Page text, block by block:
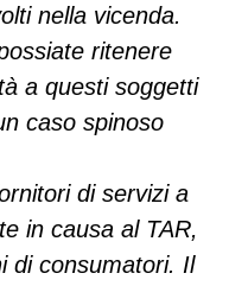
nella vicenda.
ritenere
a questi soggetti
caso spinoso
di servizi a
in causa al TAR,
di consumatori. Il